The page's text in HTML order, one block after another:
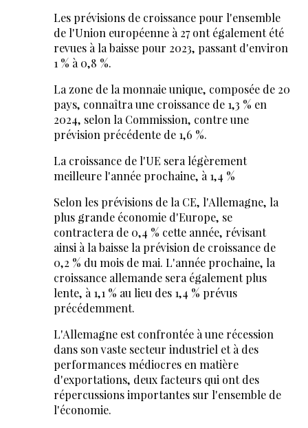
Les prévisions de croissance pour l'ensemble
de l'Union européenne à 27 ont également été
revues à la baisse pour 2023, passant d'environ
1 % à 0,8 %.
La zone de la monnaie unique, composée de 20
pays, connaîtra une croissance de 1,3 % en
2024, selon la Commission, contre une
prévision précédente de 1,6 %.
La croissance de l'UE sera légèrement
meilleure l'année prochaine, à 1,4 %
Selon les prévisions de la CE, l'Allemagne, la
plus grande économie d'Europe, se
contractera de 0,4 % cette année, révisant
ainsi à la baisse la prévision de croissance de
0,2 % du mois de mai. L'année prochaine, la
croissance allemande sera également plus
lente, à 1,1 % au lieu des 1,4 % prévus
précédemment.
L'Allemagne est confrontée à une récession
dans son vaste secteur industriel et à des
performances médiocres en matière
d'exportations, deux facteurs qui ont des
répercussions importantes sur l'ensemble de
l'économie.